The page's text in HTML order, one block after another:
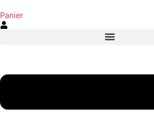
Panier